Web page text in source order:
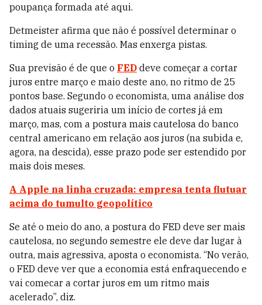
poupança formada até aqui.
Detmeister afirma que não é possível determinar o
timing de uma recessão. Mas enxerga pistas.
Sua previsão é de que o FED deve começar a cortar
juros entre março e maio deste ano, no ritmo de 25
pontos base. Segundo o economista, uma análise dos
dados atuais sugeriria um início de cortes já em
março, mas, com a postura mais cautelosa do banco
central americano em relação aos juros (na subida e,
agora, na descida), esse prazo pode ser estendido por
mais dois meses.
A Apple na linha cruzada: empresa tenta flutuar
acima do tumulto geopolítico
Se até o meio do ano, a postura do FED deve ser mais
cautelosa, no segundo semestre ele deve dar lugar à
outra, mais agressiva, aposta o economista. “No verão,
o FED deve ver que a economia está enfraquecendo e
vai comecar a cortar juros em um ritmo mais
acelerado”, diz.